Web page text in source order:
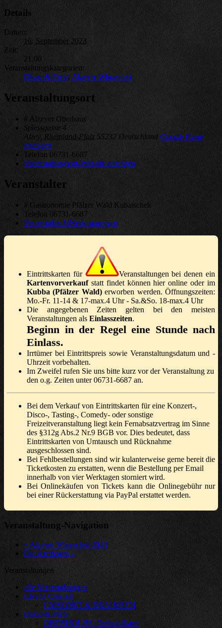
Details
Datum:
16. September 2023
Zeit:
21:00
Veranstaltungskategorien:
Disco & Party, Alzeyer Winzerfest
Veranstaltungsort
# Alzeyer Oberhaus
Spiessgasse 4
Alzey, Rheinland-Pfalz 55232 Deutschland Google Karte
anzeigen
Telefon 06731-6687
Veranstaltungsort-Website anzeigen
Veranstalter
# Gastronomie Pfälzer Wald Kubatschek
Telefon 06731-6687
Veranstalter-Website anzeigen
Eintrittskarten für
Veranstaltungen bei denen ein
Kartenvorverkaufstatt findet können hier online oder im
Kubba (Pfälzer Wald)erworben werden. Öffnungszeiten:
Mo.-Fr. 11-14 & 17-max.4 Uhr - Sa.&So. 18-max.4 Uhr
Die angegebenen Zeiten gelten bei den meisten
Veranstaltungen als Einlasszeiten.
Beginn in der Regel eine Stunde nach
Einlass.
Irrtümer bei Eintrittspreis sowie Veranstaltungsdatum und -
Uhrzeit vorbehalten.
Im Zweifel rufen Sie uns bitte kurz vor der Veranstaltung zu
den o.g. Zeiten unter 06731-6687 an.
Bei dem Verkauf von Eintrittskarten für eine Konzert-,
Disco-, Tasting-, Comedy- oder sonstige
Freizeitveranstaltung liegt kein Fernabsatzvertrag im Sinne
des §312g Abs.2 Nr.9 BGB vor. Dies bedeutet, dass
Eintrittskarten von Umtausch und Rücknahme
ausgeschlossen sind.
Bei Fehlbestellungen sind wir kulanterweise gerne bereit die
Ticketkosten zu erstatten, wenn die Bestellung per Email
innerhalb von vier Werktagen storniert wird.
Bei Onlinekäufen von Tickets kann die Onlinegebühr nur
bei einer Rückerstattung via PayPal erstattet werden.
Veranstaltung-Navigation
«Alzeyer Winzerfest 2023
Die Arzthosen »
Veranstaltungen
alle Veranstaltungen
Live in Concert
UMSONST & DRAUSSEN
Disco & Party
OBERHOUSE: Techno Rave